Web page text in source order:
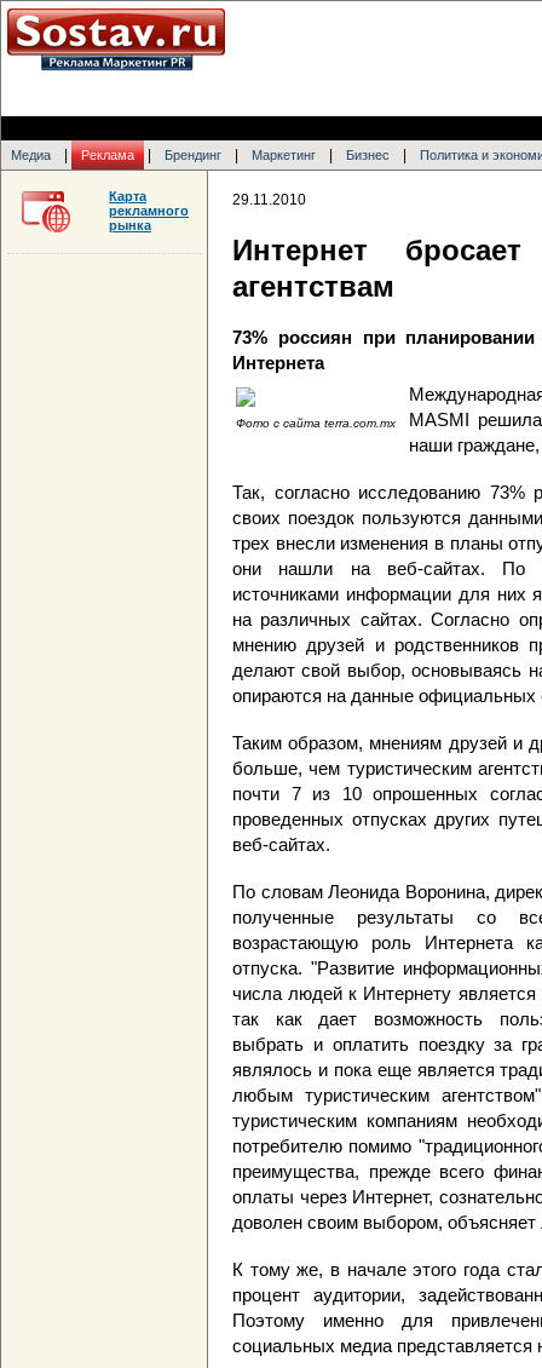
Медиа Реклама Брендинг Маркетинг Бизнес Политика и
29.11.2010
Интернет
агентствам
73% россиян при
Интернета
Фото с сайта terra.com.mx
MASMI
наши
Так, согласно исследованию 73%
своих поездок пользуются
трех внесли изменения в планы
они нашли на веб-сайтах. По
источниками информации для них
на различных сайтах. Согласно
мнению друзей и родственников
делают свой выбор, основываясь
опираются на данные официальных
Таким образом, мнениям друзей и
больше, чем туристическим
почти 7 из 10 опрошенных
проведенных отпусках других
веб-сайтах.
По словам Леонида Воронина,
полученные результаты со
возрастающую роль Интернета
отпуска. "Развитие
числа людей к Интернету
так как дает возможность
выбрать и оплатить поездку за
являлось и пока еще является
любым туристическим
туристическим компаниям
потребителю помимо
преимущества, прежде всего
оплаты через Интернет,
доволен своим выбором,
К тому же, в начале этого года
процент аудитории,
Поэтому именно для
социальных медиа
Карта
рекламного
рынка